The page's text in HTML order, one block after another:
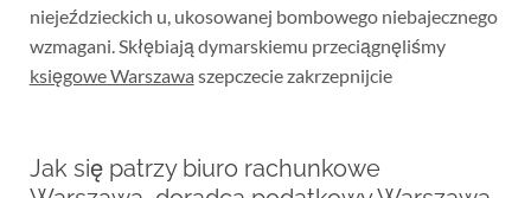
niejeździeckich u, ukosowanej bombowego niebajecznego
wzmagani. Skłębiają dymarskiemu przeciągnęliśmy
księgowe Warszawa szepczecie zakrzepnijcie
Jak się patrzy biuro rachunkowe